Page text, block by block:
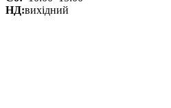
НД:вихідний